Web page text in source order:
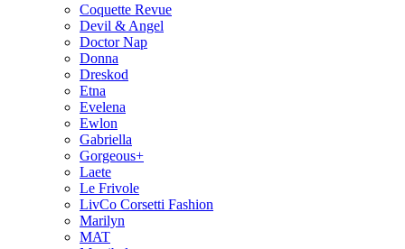
Coquette Revue
Devil & Angel
Doctor Nap
Donna
Dreskod
Etna
Evelena
Ewlon
Gabriella
Gorgeous+
Laete
Le Frivole
LivCo Corsetti Fashion
Marilyn
MAT